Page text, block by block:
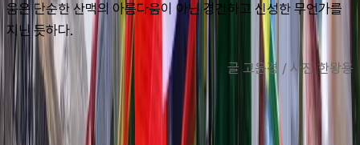
움은 단순한 산맥의 아름다움이 아닌 경건하고 신성한 무언가를
지닌 듯하다.
글 고윤경 / 사진 한왕용
맨 위로
여행지